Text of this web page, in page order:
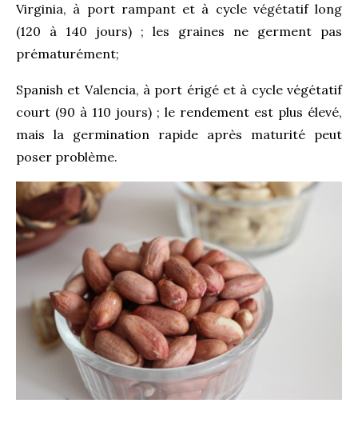
Virginia, à port rampant et à cycle végétatif long
(120 à 140 jours) ; les graines ne germent pas
prématurément;
Spanish et Valencia, à port érigé et à cycle végétatif
court (90 à 110 jours) ; le rendement est plus élevé,
mais la germination rapide après maturité peut
poser problème.